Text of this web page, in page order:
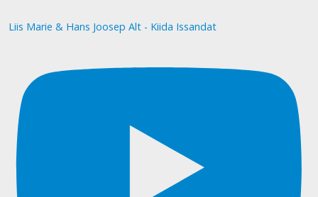
Liis Marie & Hans Joosep Alt - Kiida Issandat